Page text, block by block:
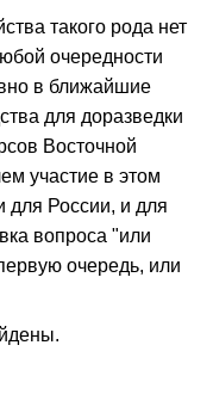
такого рода нет
очередности
в ближайшие
для доразведки
Восточной
участие в этом
России, и для
вопроса "или
очередь, или